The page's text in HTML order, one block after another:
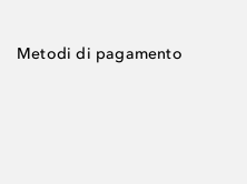
Metodi di pagamento